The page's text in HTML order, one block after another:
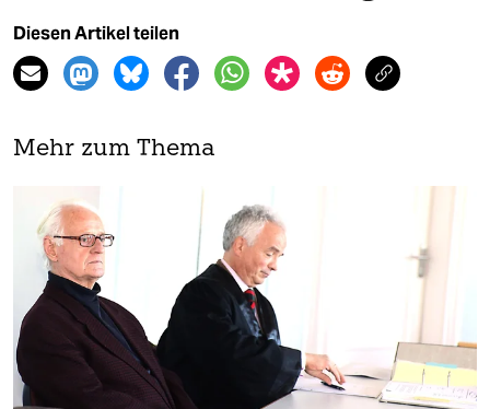
Diesen Artikel teilen
Mehr zum Thema